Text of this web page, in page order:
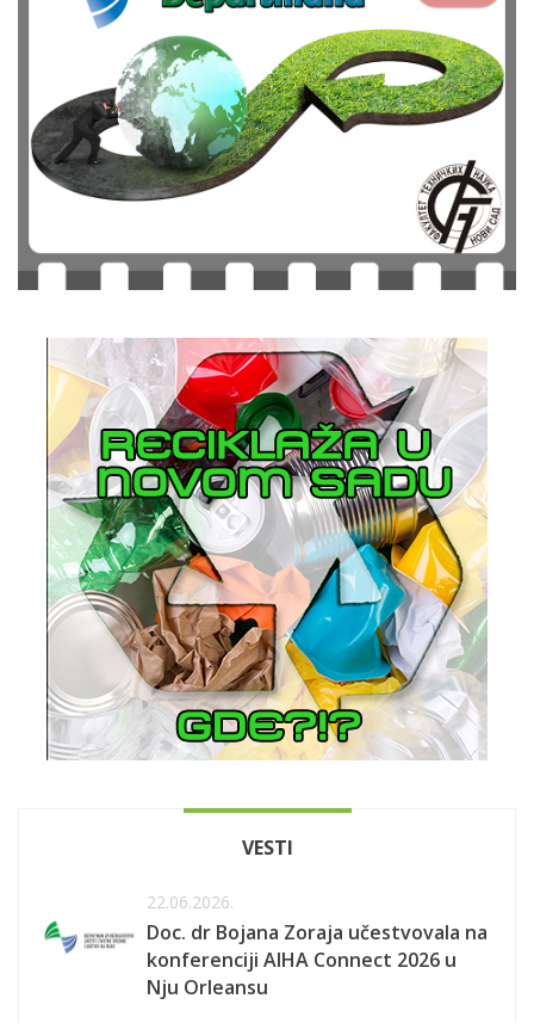
VESTI
22.06.2026.
Doc. dr Bojana Zoraja učestvovala na
konferenciji AIHA Connect 2026 u
Nju Orleansu